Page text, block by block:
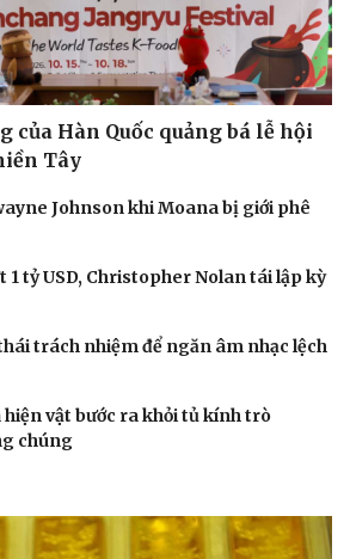
Tình yêu - Gia đình
của Hàn Quốc quảng bá lễ hội
Tây
Johnson khi Moana bị giới phê
1 tỷ USD, Christopher Nolan tái lập kỳ
trách nhiệm để ngăn âm nhạc lệch
hiện vật bước ra khỏi tủ kính trò
chúng